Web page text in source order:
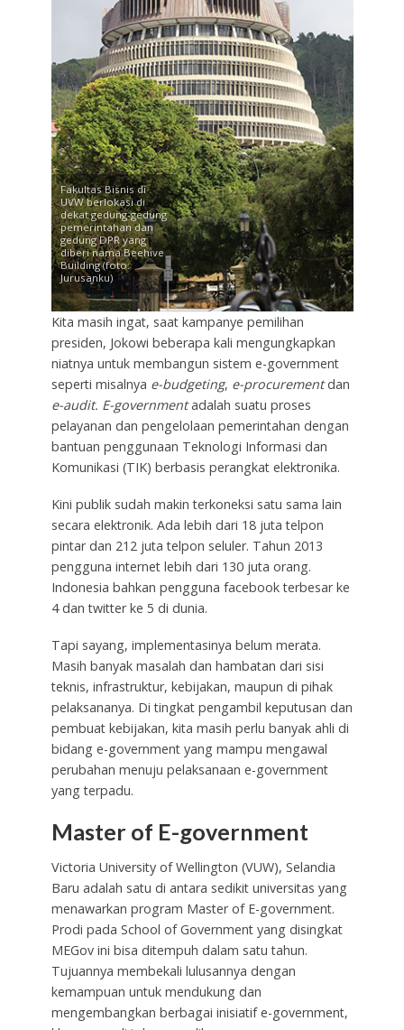
Fakultas Bisnis di
UVW berlokasi di
dekat gedung-gedung
pemerintahan dan
gedung DPR yang
diberi nama Beehive
Building (foto:
Jurusanku)
Kita masih ingat, saat kampanye pemilihan
presiden, Jokowi beberapa kali mengungkapkan
niatnya untuk membangun sistem e-government
seperti misalnya e-budgeting, e-procurementdan
e-audit. E-governmentadalah suatu proses
pelayanan dan pengelolaan pemerintahan dengan
bantuan penggunaan Teknologi Informasi dan
Komunikasi (TIK) berbasis perangkat elektronika.
Kini publik sudah makin terkoneksi satu sama lain
secara elektronik. Ada lebih dari 18 juta telpon
pintar dan 212 juta telpon seluler. Tahun 2013
pengguna internet lebih dari 130 juta orang.
Indonesia bahkan pengguna facebook terbesar ke
4 dan twitter ke 5 di dunia.
Tapi sayang, implementasinya belum merata.
Masih banyak masalah dan hambatan dari sisi
teknis, infrastruktur, kebijakan, maupun di pihak
pelaksananya. Di tingkat pengambil keputusan dan
pembuat kebijakan, kita masih perlu banyak ahli di
bidang e-government yang mampu mengawal
perubahan menuju pelaksanaan e-government
yang terpadu.
Master of E-government
Victoria University of Wellington (VUW), Selandia
Baru adalah satu di antara sedikit universitas yang
menawarkan program Master of E-government.
Prodi pada School of Government yang disingkat
MEGov ini bisa ditempuh dalam satu tahun.
Tujuannya membekali lulusannya dengan
kemampuan untuk mendukung dan
mengembangkan berbagai inisiatif e-government,